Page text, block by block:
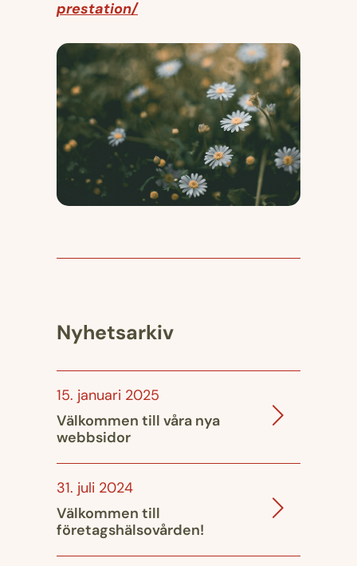
prestation/
Nyhetsarkiv
15. januari 2025
Välkommen till våra nya
webbsidor
31. juli 2024
Välkommen till
företagshälsovården!